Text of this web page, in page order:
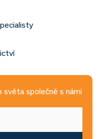
světa společně s námi